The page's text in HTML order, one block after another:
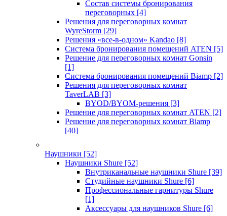
Состав системы бронирования
переговорных [4]
Решения для переговорных комнат
WyreStorm [29]
Решения «все-в-одном» Kandao [8]
Система бронирования помещений ATEN [5]
Решение для переговорных комнат Gonsin
[1]
Система бронирования помещений Biamp [2]
Решения для переговорных комнат
TaverLAB [3]
BYOD/BYOM-решения [3]
Решение для переговорных комнат ATEN [2]
Решение для переговорных комнат Biamp
[40]
Наушники [52]
Наушники Shure [52]
Внутриканальные наушники Shure [39]
Студийные наушники Shure [6]
Профессиональные гарнитуры Shure
[1]
Аксессуары для наушников Shure [6]